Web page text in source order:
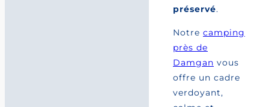
préservé.
Notre camping
près de
Damgan vous
offre un cadre
verdoyant,